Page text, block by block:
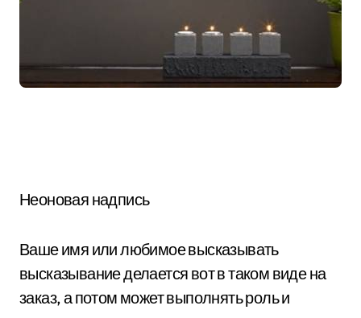
Неоновая надпись
Ваше имя или любимое высказывать
высказывание делается вот в таком виде на
заказ, а потом может выполнять роль и